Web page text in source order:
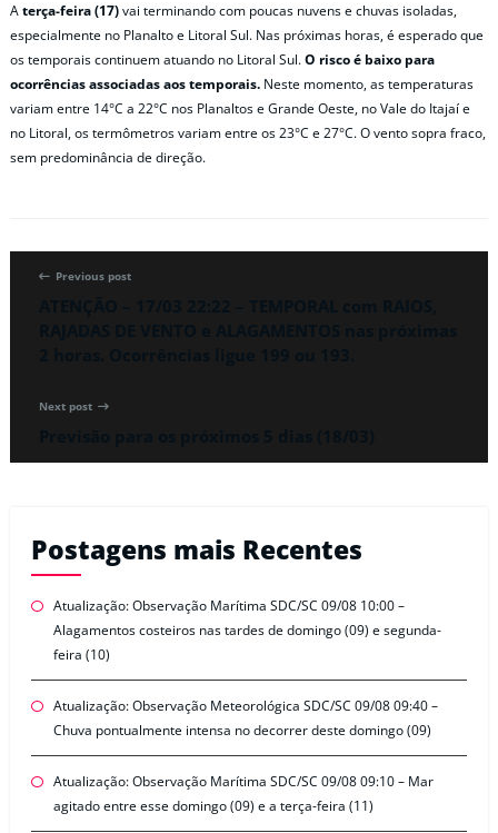
Aterça-feira (17)vai terminando com poucas nuvens e chuvas isoladas,
especialmente no Planalto e Litoral Sul. Nas próximas horas, é esperado que
os temporais continuem atuando no Litoral Sul.O risco é baixo para
ocorrências associadas aos temporais. Neste momento, as temperaturas
variam entre 14°C a 22°C nos Planaltos e Grande Oeste, no Vale do Itajaí e
no Litoral, os termômetros variam entre os 23°C e 27°C. O vento sopra fraco,
sem predominância de direção.
Previous post
Next post
Postagens mais Recentes
Atualização: Observação Marítima SDC/SC 09/08 10:00 –
Alagamentos costeiros nas tardes de domingo (09) e segunda-
feira (10)
Atualização: Observação Meteorológica SDC/SC 09/08 09:40 –
Chuva pontualmente intensa no decorrer deste domingo (09)
Atualização: Observação Marítima SDC/SC 09/08 09:10 – Mar
agitado entre esse domingo (09) e a terça-feira (11)